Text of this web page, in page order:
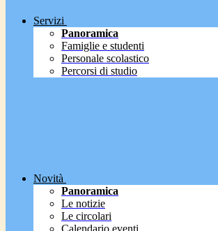
Servizi
Panoramica
Famiglie e studenti
Personale scolastico
Percorsi di studio
Novità
Panoramica
Le notizie
Le circolari